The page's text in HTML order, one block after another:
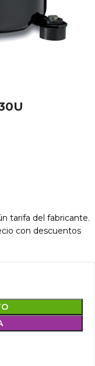
tarifa del fabricante.
con descuentos